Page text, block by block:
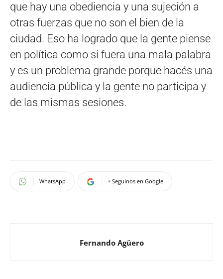
que hay una obediencia y una sujeción a
otras fuerzas que no son el bien de la
ciudad. Eso ha logrado que la gente piense
en política como si fuera una mala palabra
y es un problema grande porque hacés una
audiencia pública y la gente no participa y
de las mismas sesiones.
WhatsApp + Seguinos en Google
Fernando Agüero